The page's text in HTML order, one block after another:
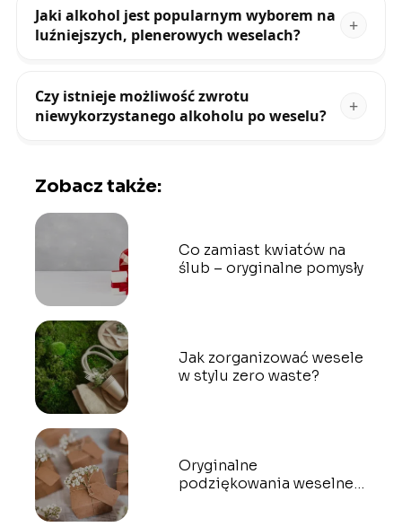
Jaki alkohol jest popularnym wyborem na
luźniejszych, plenerowych weselach?
Czy istnieje możliwość zwrotu
niewykorzystanego alkoholu po weselu?
Zobacz także:
Co zamiast kwiatów na
ślub – oryginalne pomysły
Jak zorganizować wesele
w stylu zero waste?
Oryginalne
podziękowania weselne –